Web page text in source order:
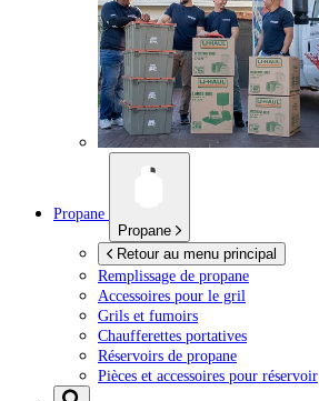
Propane
Propane
Retour au menu principal
Remplissage de propane
Accessoires pour le gril
Grils et fumoirs
Chaufferettes portatives
Réservoirs de propane
Pièces et accessoires pour réservoir